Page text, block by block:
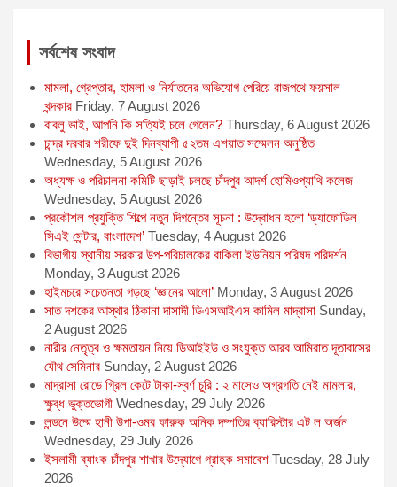
সর্বশেষ সংবাদ
মামলা, গ্রেপ্তার, হামলা ও নির্যাতনের অভিযোগ পেরিয়ে রাজপথে ফয়সাল
খন্দকার Friday, 7 August 2026
বাবলু ভাই, আপনি কি সত্যিই চলে গেলেন? Thursday, 6 August 2026
চান্দ্র দরবার শরীফে দুই দিনব্যাপী ৫২তম এশয়াত সম্মেলন অনুষ্ঠিত
Wednesday, 5 August 2026
অধ্যক্ষ ও পরিচালনা কমিটি ছাড়াই চলছে চাঁদপুর আদর্শ হোমিওপ্যাথি কলেজ
Wednesday, 5 August 2026
প্রকৌশল প্রযুক্তি শিল্পে নতুন দিগন্তের সূচনা : উদ্বোধন হলো ‘ড্যাফোডিল
সিএই সেন্টার, বাংলাদেশ’ Tuesday, 4 August 2026
বিভাগীয় স্থানীয় সরকার উপ-পরিচালকের বাকিলা ইউনিয়ন পরিষদ পরিদর্শন
Monday, 3 August 2026
হাইমচরে সচেতনতা গড়ছে ‘জ্ঞানের আলো’ Monday, 3 August 2026
সাত দশকের আস্থার ঠিকানা দাসাদী ডিএসআইএস কামিল মাদ্রাসা Sunday,
2 August 2026
নারীর নেতৃত্ব ও ক্ষমতায়ন নিয়ে ডিআইইউ ও সংযুক্ত আরব আমিরাত দূতাবাসের
যৌথ সেমিনার Sunday, 2 August 2026
মাদ্রাসা রোডে গ্রিল কেটে টাকা-স্বর্ণ চুরি : ২ মাসেও অগ্রগতি নেই মামলার,
ক্ষুব্ধ ভুক্তভোগী Wednesday, 29 July 2026
লন্ডনে উম্মে হানী উপা-ওমর ফারুক অনিক দম্পতির ব্যারিস্টার এট ল অর্জন
Wednesday, 29 July 2026
ইসলামী ব্যাংক চাঁদপুর শাখার উদ্যোগে গ্রাহক সমাবেশ Tuesday, 28 July
2026